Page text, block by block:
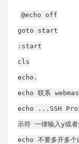
@echo off
goto start
:start
cls
echo.
echo 联系
echo ...SSH
示符 一律输入y或
echo 不要多开多个